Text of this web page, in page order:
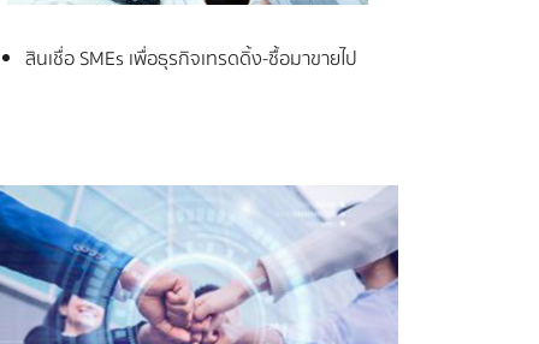
สินเชื่อ SMEs เพื่อธุรกิจเทรดดิ้ง-ซื้อมาขายไป